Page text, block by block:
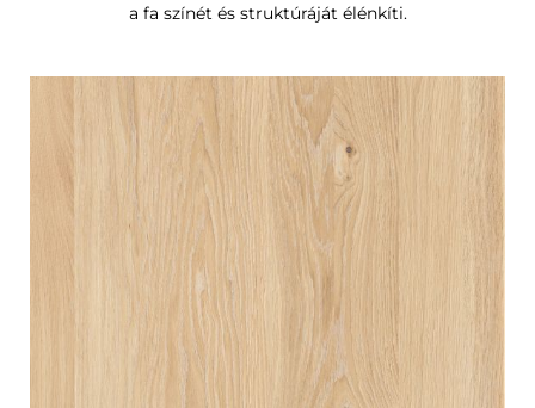
a fa színét és struktúráját élénkíti.